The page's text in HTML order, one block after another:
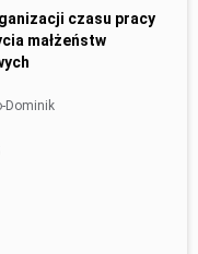
czasu pracy
małżeństw
Dominik